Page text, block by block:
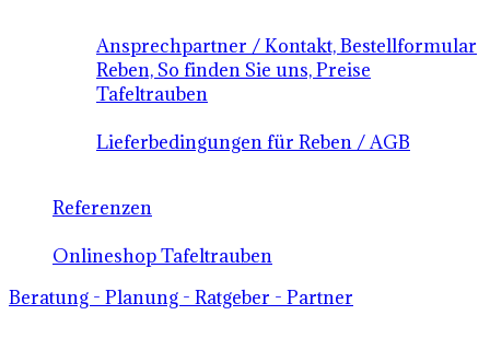
Ansprechpartner / Kontakt, Bestellformular
Reben, So finden Sie uns, Preise
Tafeltrauben
Lieferbedingungen für Reben / AGB
Referenzen
Onlineshop Tafeltrauben
Beratung - Planung - Ratgeber - Partner